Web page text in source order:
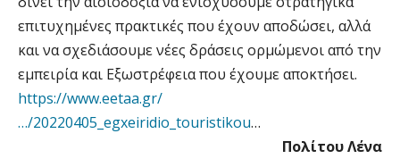
επιτυχημένες πρακτικές που έχουν αποδώσει, αλλά
και να σχεδιάσουμε νέες δράσεις ορμώμενοι από την
εμπειρία και Εξωστρέφεια που έχουμε αποκτήσει.
https://www.eetaa.gr/
…/20220405_egxeiridio_touristikou…
Πολίτου Λένα